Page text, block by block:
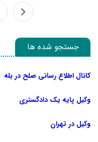
جستجو شده ها
کانال اطلاع رسانی صلح در بله
وکیل پایه یک دادگستری
وکیل در تهران